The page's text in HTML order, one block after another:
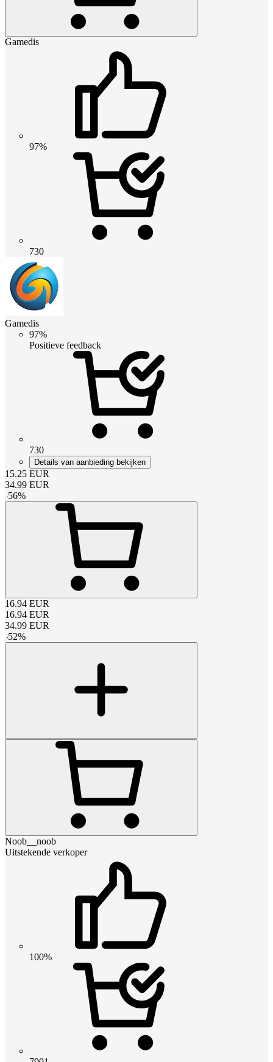
Gamedis
97%
730
Gamedis
97%
Positieve feedback
730
Details van aanbieding bekijken
15.25 EUR
34.99 EUR
-56%
16.94 EUR
16.94 EUR
34.99 EUR
-52%
Noob__noob
Uitstekende verkoper
100%